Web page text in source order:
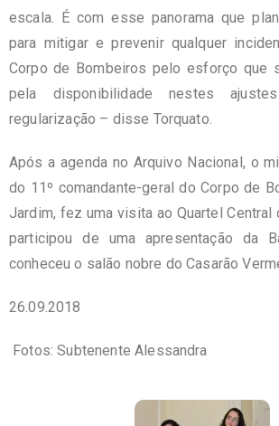
escala. É com esse panorama que
para mitigar e prevenir qualquer
Corpo de Bombeiros pelo esforço que
pela disponibilidade nestes
regularização – disse Torquato.
Após a agenda no Arquivo Nacional, o
do 11º comandante-geral do Corpo de
Jardim, fez uma visita ao Quartel Central
participou de uma apresentação da
conheceu o salão nobre do Casarão
26.09.2018
Fotos: Subtenente Alessandra